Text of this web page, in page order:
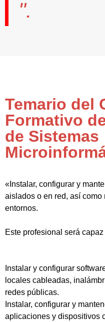
".
Temario del
Formativo
de Sistemas
«Instalar, configurar y
aislados o en red, así
entornos.
Este profesional será capaz
Instalar y configurar
locales cableadas,
redes públicas.
Instalar, configurar y
aplicaciones y dispositivos